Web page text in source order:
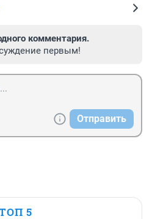
комментария.
первым!
Отправить
5